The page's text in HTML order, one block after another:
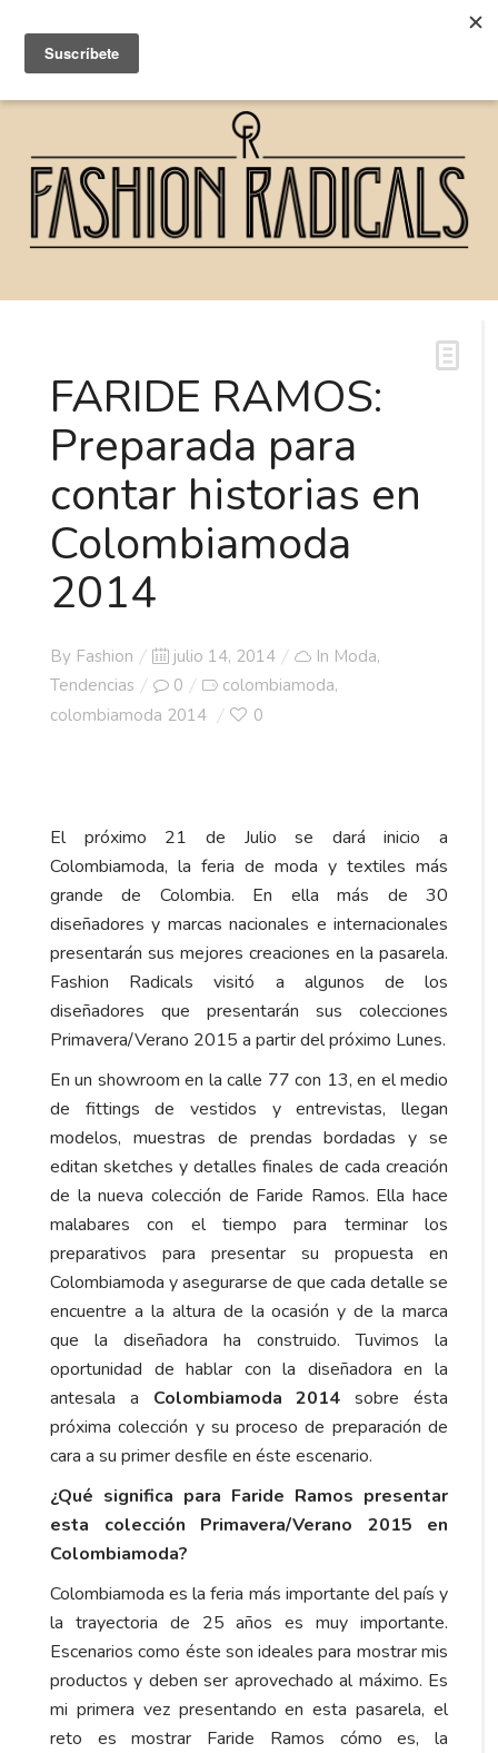
FARIDE RAMOS:
Preparada para
contar historias en
Colombiamoda
2014
By Fashion
Posted
on
julio 14, 2014 In Moda,
Tendencias
0 colombiamoda,
colombiamoda 2014 0
El próximo 21 de Julio se dará inicio a
Colombiamoda, la feria de moda y textiles más
grande de Colombia. En ella más de 30
diseñadores y marcas nacionales e internacionales
presentarán sus mejores creaciones en la pasarela.
Fashion Radicals visitó a algunos de los
diseñadores que presentarán sus colecciones
Primavera/Verano 2015 a partir del próximo Lunes.
En un showroom en la calle 77 con 13, en el medio
de fittings de vestidos y entrevistas, llegan
modelos, muestras de prendas bordadas y se
editan sketches y detalles finales de cada creación
de la nueva colección de Faride Ramos. Ella hace
malabares con el tiempo para terminar los
preparativos para presentar su propuesta en
Colombiamoda y asegurarse de que cada detalle se
encuentre a la altura de la ocasión y de la marca
que la diseñadora ha construido. Tuvimos la
oportunidad de hablar con la diseñadora en la
antesala a Colombiamoda 2014 sobre ésta
próxima colección y su proceso de preparación de
cara a su primer desfile en éste escenario.
¿Qué significa para Faride Ramos presentar
esta colección Primavera/Verano 2015 en
Colombiamoda?
Colombiamoda es la feria más importante del país y
la trayectoria de 25 años es muy importante.
Escenarios como éste son ideales para mostrar mis
productos y deben ser aprovechado al máximo. Es
mi primera vez presentando en esta pasarela, el
reto es mostrar Faride Ramos cómo es, la